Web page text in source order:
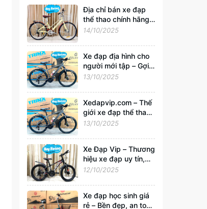
Địa chỉ bán xe đạp
thể thao chính hãng,
giá tốt nhất Hà Nội
14/10/2025
Xe đạp địa hình cho
người mới tập – Gợi ý
chọn xe tốt, giá chỉ
Xedapvip.com
13/10/2025
Xedapvip.com – Thế
giới xe đạp thể thao
và xe đạp giá rẻ chất
13/10/2025
Xe Đạp Vip – Thương
hiệu xe đạp uy tín,
đồng hành cùng sức
sống Việt
12/10/2025
Xe đạp học sinh giá
rẻ – Bền đẹp, an toàn